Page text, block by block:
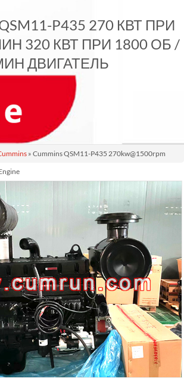
P435 270 КВТ ПРИ
320 КВТ ПРИ 1800 ОБ /
ДВИГАТЕЛЬ
» Cummins QSM11-P435 270kw@1500rpm